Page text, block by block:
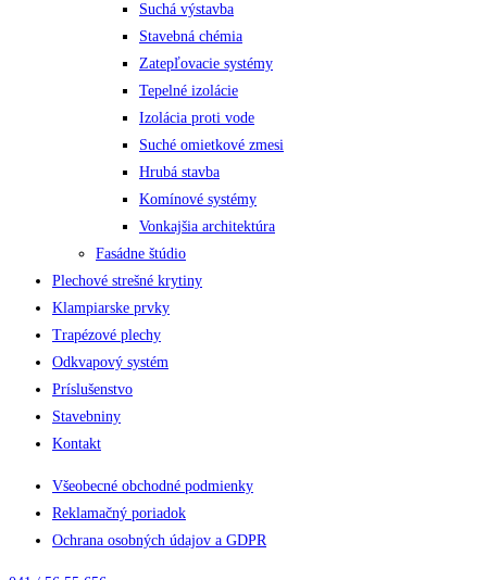
Suchá výstavba
Stavebná chémia
Zatepľovacie systémy
Tepelné izolácie
Izolácia proti vode
Suché omietkové zmesi
Hrubá stavba
Komínové systémy
Vonkajšia architektúra
Fasádne štúdio
Plechové strešné krytiny
Klampiarske prvky
Trapézové plechy
Odkvapový systém
Príslušenstvo
Stavebniny
Kontakt
Všeobecné obchodné podmienky
Reklamačný poriadok
Ochrana osobných údajov a GDPR